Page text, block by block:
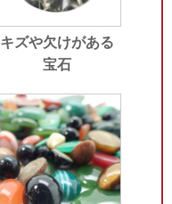
キズや欠けがある
宝石